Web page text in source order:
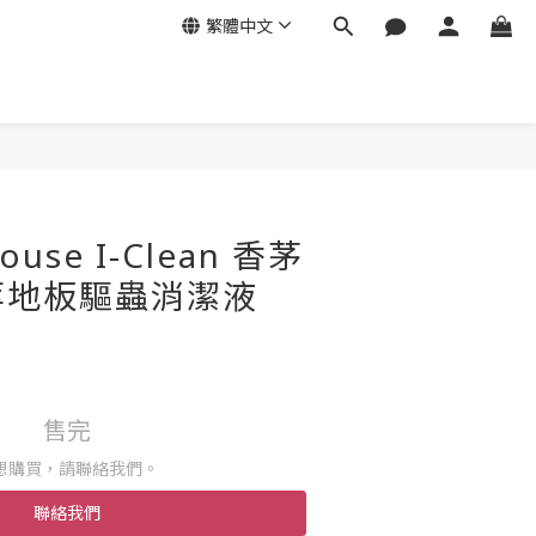
繁體中文
I-Clean 香茅
板驅蟲消潔液
售完
購買，請聯絡我們。
聯絡我們